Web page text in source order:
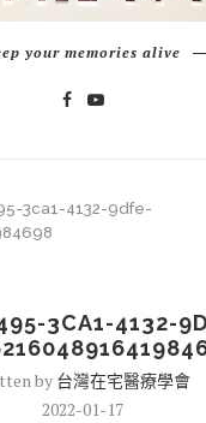
your memories alive
3ca1-4132-9dfe-
3CA1-4132-
by 台灣在宅醫療學會
2022-01-17